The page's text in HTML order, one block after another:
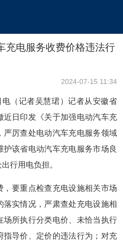
充电服务收费价格违法行
2024-07-15 11:34
（记者吴慧珺）记者从安徽省
近日印发《关于加强电动汽车充
严厉查处电动汽车充电服务领域
该省电动汽车充电服务市场良
行用电负担。
，要重点检查充电设施相关市场
实情况，严肃查处充电设施相
场所执行分类电价、未恰当执行
指导价、定价的违法行为；对充